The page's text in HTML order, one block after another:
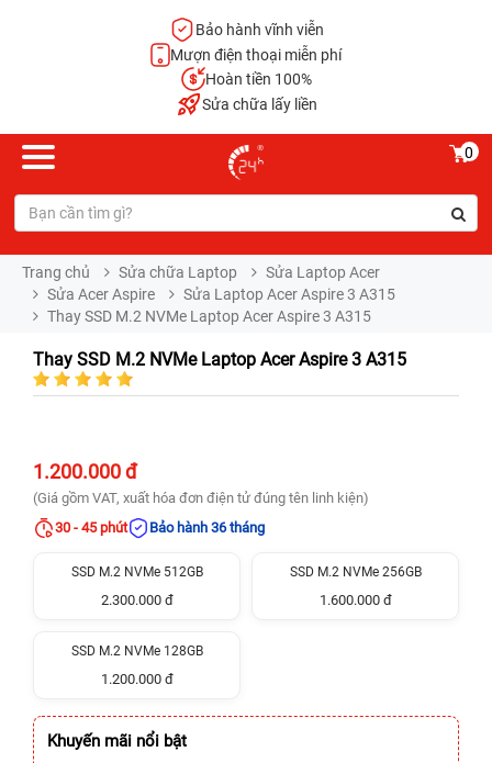
Bảo hành vĩnh viễn
Mượn điện thoại miễn phí
Hoàn tiền 100%
Sửa chữa lấy liền
0
Trang chủ Sửa chữa Laptop
Sửa Laptop Acer
Sửa Acer Aspire
Sửa Laptop Acer Aspire 3 A315
Thay SSD M.2 NVMe Laptop Acer Aspire 3 A315
Thay SSD M.2 NVMe Laptop Acer Aspire 3 A315
1.200.000 đ
(Giá gồm VAT, xuất hóa đơn điện tử đúng tên linh kiện)
30 - 45 phút
Bảo hành 36 tháng
SSD M.2 NVMe 512GB
2.300.000 đ
SSD M.2 NVMe 256GB
1.600.000 đ
SSD M.2 NVMe 128GB
1.200.000 đ
Khuyến mãi nổi bật